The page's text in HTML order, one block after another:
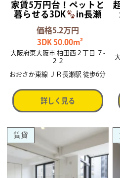
家賃5万円台！ペットと
暮らせる3DK
in長瀬
価格5.2万円
3DK 50.00m²
大阪府東大阪市 柏田西２丁目 ７-
２２
おおさか東線 ＪＲ長瀬駅 徒歩6分
詳しく見る
賃貸